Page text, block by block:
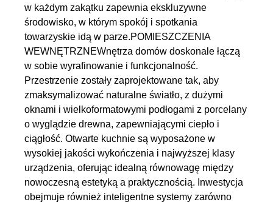
w każdym zakątku zapewnia ekskluzywne
środowisko, w którym spokój i spotkania
towarzyskie idą w parze.POMIESZCZENIA
WEWNĘTRZNEWnętrza domów doskonale łączą
w sobie wyrafinowanie i funkcjonalność.
Przestrzenie zostały zaprojektowane tak, aby
zmaksymalizować naturalne światło, z dużymi
oknami i wielkoformatowymi podłogami z porcelany
o wyglądzie drewna, zapewniającymi ciepło i
ciągłość. Otwarte kuchnie są wyposażone w
wysokiej jakości wykończenia i najwyższej klasy
urządzenia, oferując idealną równowagę między
nowoczesną estetyką a praktycznością. Inwestycja
obejmuje również inteligentne systemy zarówno